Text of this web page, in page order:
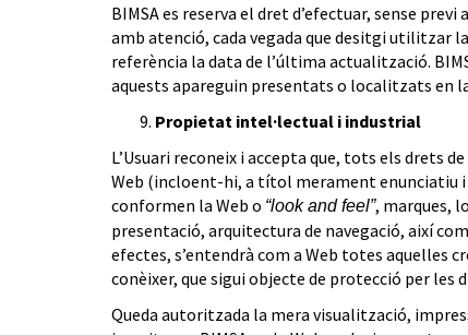
BIMSA es reserva el dret d’efectuar, sense
amb atenció, cada vegada que desitgi utilitzar
referència la data de l’última actualització.
aquests apareguin presentats o localitzats en
Propietat intel·lectual i industrial
L’Usuari reconeix i accepta que, tots els drets
Web (incloent-hi, a títol merament enunciatiu
conformen la Web o “look and feel”, marques,
presentació, arquitectura de navegació, així
efectes, s’entendrà com a Web totes aquelles
conèixer, que sigui objecte de protecció per
Queda autoritzada la mera visualització,